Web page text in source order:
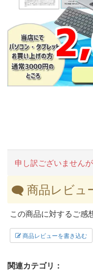
申し訳ございません
商品レビュ
この商品に対するご感
商品レビューを書き込む
関連カテゴリ：